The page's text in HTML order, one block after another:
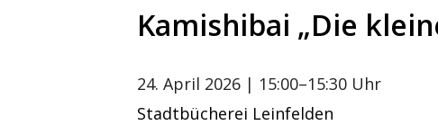
Kamishibai „Die
24. April 2026 | 15:00–15:30 Uhr
Stadtbücherei Leinfelden